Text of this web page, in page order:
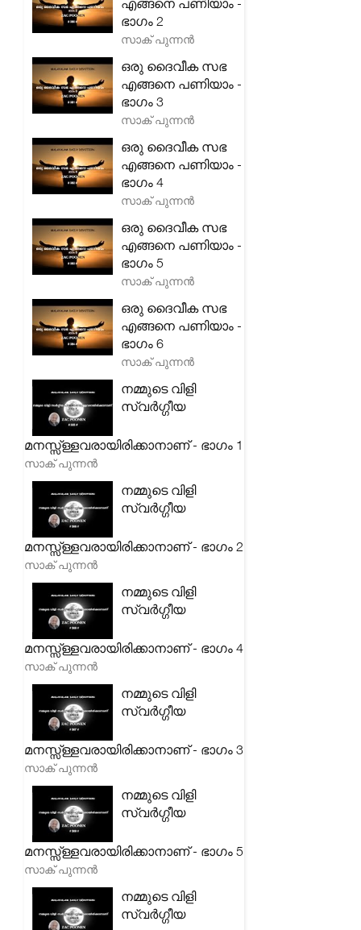
എങ്ങനെ പണിയാം -
ഭാഗം 2
സാക് പുന്നൻ
ഒരു ദൈവീക സഭ
എങ്ങനെ പണിയാം -
ഭാഗം 3
സാക് പുന്നൻ
ഒരു ദൈവീക സഭ
എങ്ങനെ പണിയാം -
ഭാഗം 4
സാക് പുന്നൻ
ഒരു ദൈവീക സഭ
എങ്ങനെ പണിയാം -
ഭാഗം 5
സാക് പുന്നൻ
ഒരു ദൈവീക സഭ
എങ്ങനെ പണിയാം -
ഭാഗം 6
സാക് പുന്നൻ
നമ്മുടെ വിളി
സ്വർഗ്ഗീയ
മനസ്സ്ള്ളവരായിരിക്കാനാണ് - ഭാഗം 1
സാക് പുന്നൻ
നമ്മുടെ വിളി
സ്വർഗ്ഗീയ
മനസ്സ്ള്ളവരായിരിക്കാനാണ് - ഭാഗം 2
സാക് പുന്നൻ
നമ്മുടെ വിളി
സ്വർഗ്ഗീയ
മനസ്സ്ള്ളവരായിരിക്കാനാണ് - ഭാഗം 4
സാക് പുന്നൻ
നമ്മുടെ വിളി
സ്വർഗ്ഗീയ
മനസ്സ്ള്ളവരായിരിക്കാനാണ് - ഭാഗം 3
സാക് പുന്നൻ
നമ്മുടെ വിളി
സ്വർഗ്ഗീയ
മനസ്സ്ള്ളവരായിരിക്കാനാണ് - ഭാഗം 5
സാക് പുന്നൻ
നമ്മുടെ വിളി
സ്വർഗ്ഗീയ